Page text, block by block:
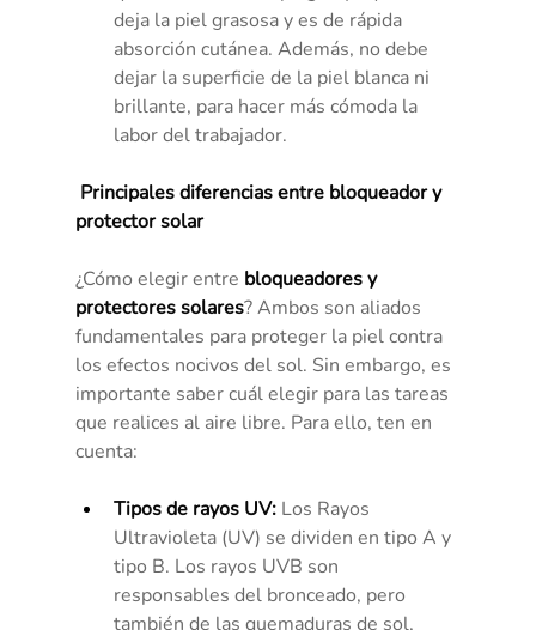
deja la piel grasosa y es de rápida
absorción cutánea. Además, no debe
dejar la superficie de la piel blanca ni
brillante, para hacer más cómoda la
labor del trabajador.
Principales diferencias entre bloqueador y
protector solar
¿Cómo elegir entre bloqueadores y
protectores solares? Ambos son aliados
fundamentales para proteger la piel contra
los efectos nocivos del sol. Sin embargo, es
importante saber cuál elegir para las tareas
que realices al aire libre. Para ello, ten en
cuenta:
Tipos de rayos UV: Los Rayos
Ultravioleta (UV) se dividen en tipo A y
tipo B. Los rayos UVB son
responsables del bronceado, pero
también de las quemaduras de sol,